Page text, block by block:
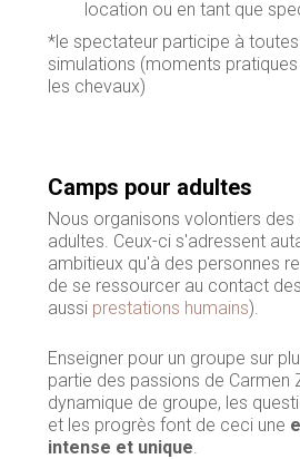
location ou en tant que
*le spectateur participe à
simulations (moments
les chevaux)
Camps pour adultes
Nous organisons volontiers
adultes. Ceux-ci s'adressent
ambitieux qu'à des personnes
de se ressourcer au contact
aussi prestations humains).
Enseigner pour un groupe sur
partie des passions de Carmen
dynamique de groupe, les
et les progrès font de ceci une
intense et unique